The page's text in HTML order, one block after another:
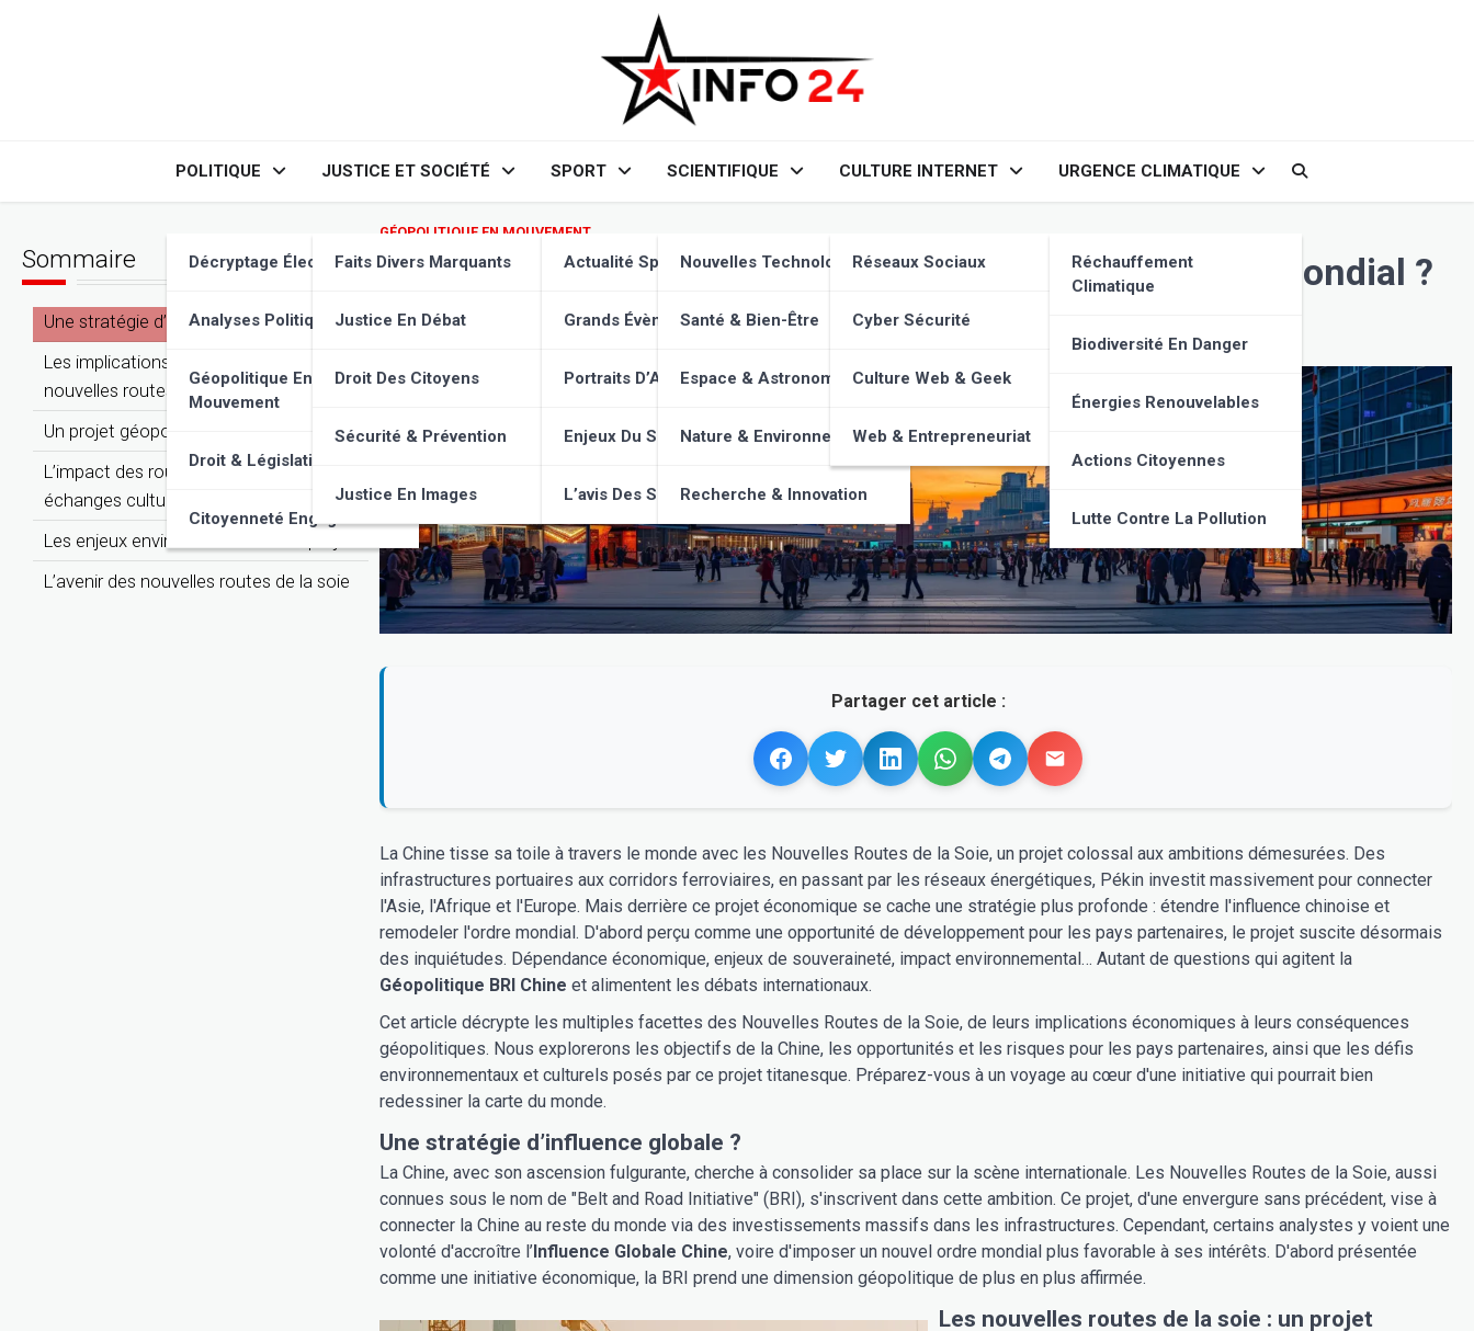
POLITIQUE
Décryptage Élections
Analyses Politiques
Géopolitique En
Mouvement
Droit & Législation
Citoyenneté Engagée
JUSTICE ET SOCIÉTÉ
Faits Divers Marquants
Justice En Débat
Droit Des Citoyens
Sécurité & Prévention
Justice En Images
SPORT
Actualité Sportive
Grands Évènements
Portraits D’Athlètes
Enjeux Du Sport
L’avis Des Supporters
SCIENTIFIQUE
Nouvelles Technologies
Santé & Bien-Être
Espace & Astronomie
Nature & Environnement
Recherche & Innovation
CULTURE INTERNET
Réseaux Sociaux
Cyber Sécurité
Culture Web & Geek
Web & Entrepreneuriat
URGENCE CLIMATIQUE
Réchauffement
Climatique
Biodiversité En Danger
Énergies Renouvelables
Actions Citoyennes
Lutte Contre La Pollution
GÉOPOLITIQUE EN MOUVEMENT
Routes de la soie : influence chinoise et nouvel ordre mondial ?
Décryptage
Partager cet article :
La Chine tisse sa toile à travers le monde avec les Nouvelles Routes de la Soie, un projet colossal aux ambitions démesurées. Des
infrastructures portuaires aux corridors ferroviaires, en passant par les réseaux énergétiques, Pékin investit massivement pour connecter
l'Asie, l'Afrique et l'Europe. Mais derrière ce projet économique se cache une stratégie plus profonde : étendre l'influence chinoise et
remodeler l'ordre mondial. D'abord perçu comme une opportunité de développement pour les pays partenaires, le projet suscite désormais
des inquiétudes. Dépendance économique, enjeux de souveraineté, impact environnemental… Autant de questions qui agitent la
Géopolitique BRI Chine et alimentent les débats internationaux.
Cet article décrypte les multiples facettes des Nouvelles Routes de la Soie, de leurs implications économiques à leurs conséquences
géopolitiques. Nous explorerons les objectifs de la Chine, les opportunités et les risques pour les pays partenaires, ainsi que les défis
environnementaux et culturels posés par ce projet titanesque. Préparez-vous à un voyage au cœur d'une initiative qui pourrait bien
redessiner la carte du monde.
Une stratégie d’influence globale ?
La Chine, avec son ascension fulgurante, cherche à consolider sa place sur la scène internationale. Les Nouvelles Routes de la Soie, aussi
connues sous le nom de "Belt and Road Initiative" (BRI), s'inscrivent dans cette ambition. Ce projet, d'une envergure sans précédent, vise à
connecter la Chine au reste du monde via des investissements massifs dans les infrastructures. Cependant, certains analystes y voient une
volonté d'accroître l’Influence Globale Chine, voire d'imposer un nouvel ordre mondial plus favorable à ses intérêts. D'abord présentée
comme une initiative économique, la BRI prend une dimension géopolitique de plus en plus affirmée.
Les nouvelles routes de la soie : un projet
Sommaire
Une stratégie d’influence globale ?
Les implications économiques des
nouvelles routes de la soie
Un projet géopolitique controversé
L’impact des routes de la soie sur les
échanges culturels
Les enjeux environnementaux du projet
L’avenir des nouvelles routes de la soie